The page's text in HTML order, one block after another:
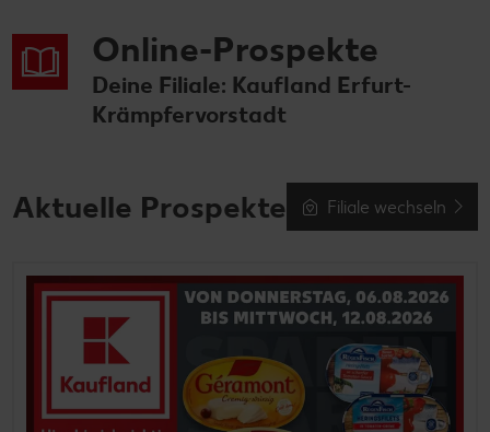
Online-Prospekte
Deine Filiale: Kaufland Erfurt-
Krämpfervorstadt
Aktuelle Prospekte Filiale wechseln